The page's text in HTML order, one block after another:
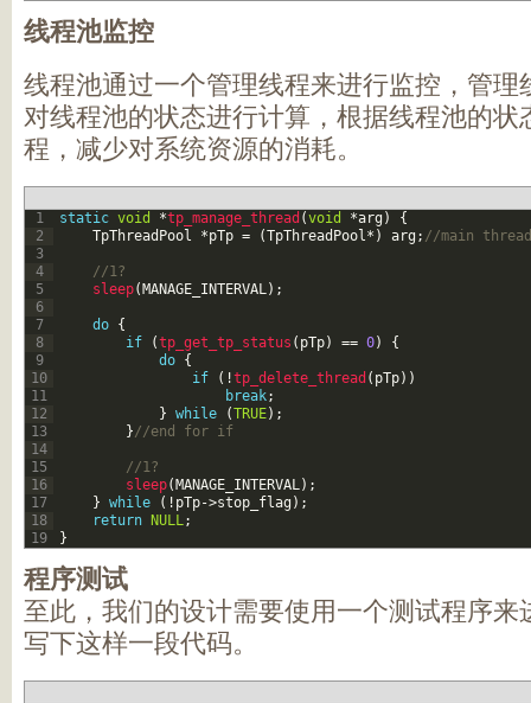
线程池监控
线程池通过一个管理线程来进行监控，管理
对线程池的状态进行计算，根据线程池的状
程，减少对系统资源的消耗。
1
2
3
4
5
6
7
8
9
10
11
12
13
14
15
16
17
18
19
static void *tp_manage_thread (void *arg )
{
TpThreadPool
*pTp = (TpThreadPool* ) arg ; //main
//1?
sleep( MANAGE_INTERVAL) ;
do {
if
(tp_get_tp_status ( pTp) == 0)
{
do {
if
( !tp_delete_thread ( pTp) )
break;
} while (TRUE) ;
}//end for if
//1?
sleep( MANAGE_INTERVAL) ;
} while ( ! pTp->stop_flag ) ;
return
NULL;
}
程序测试
至此，我们的设计需要使用一个测试程序来
写下这样一段代码。